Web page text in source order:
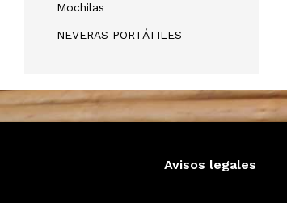
Mochilas
NEVERAS PORTÁTILES
Avisos legales